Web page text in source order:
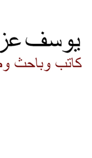
to content